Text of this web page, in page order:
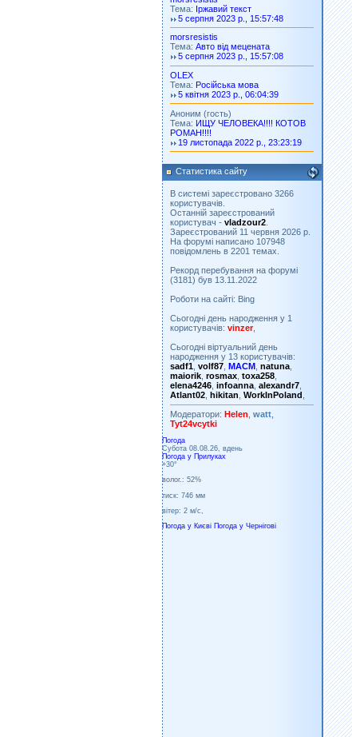
Тема: Іржавий текст
5 серпня 2023 р., 15:57:48
morsresistis
Тема: Авто від мецената
5 серпня 2023 р., 15:57:08
OLEX
Тема: Російська мова
5 квітня 2023 р., 06:04:39
Аноним (гость)
Тема: ИЩУ ЧЕЛОВЕКА!!!! КОТОВ
РОМАН!!!!
19 листопада 2022 р., 23:23:19
Статистика сайту
В системі зареєстровано 3266
користувачів.
Останній зареєстрований
користувач - vladzour2
Зареєстрований 11 червня 2026 р.
На форумі написано 107948
повідомлень в 2201 темах.
Рекорд перебування на форумі
(3181) був 13.11.2022
Роботи на сайті: Bing
Сьогодні день народження у 1
користувачів: vinzer,
Сьогодні віртуальний день
народження у 13 користувачів:
sadf1 volf87 MACM natuna
maiorik rosmax toxa258
elena4246 infoanna alexandr7
Atlant02 hikitan WorkInPoland
Модератори: Helen watt
Tyt24vcytki
Погода
Субота 08.08.26, вдень
Погода у Прилуках
+30°
волог.: 52%
тиск: 746 мм
вітер: 2 м/с,
Погода у Києві Погода у Чернігові